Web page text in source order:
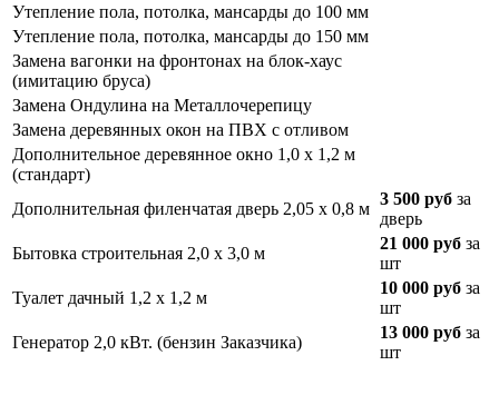
Утепление пола, потолка, мансарды до 100 мм
Утепление пола, потолка, мансарды до 150 мм
Замена вагонки на фронтонах на блок-хаус
(имитацию бруса)
Замена Ондулина на Металлочерепицу
Замена деревянных окон на ПВХ с отливом
Дополнительное деревянное окно 1,0 х 1,2 м
(стандарт)
Дополнительная филенчатая дверь 2,05 х 0,8 м
3 500 руб за
дверь
Бытовка строительная 2,0 х 3,0 м
21 000 руб за
шт
Туалет дачный 1,2 х 1,2 м
10 000 руб за
шт
Генератор 2,0 кВт. (бензин Заказчика)
13 000 руб за
шт